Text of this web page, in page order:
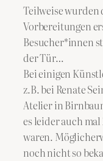
Teilweise wurden
Vorbereitungen
Besucher*innen
der Tür…
Bei einigen
z.B. bei Renate
Atelier in
es leider auch
waren.
noch nicht so